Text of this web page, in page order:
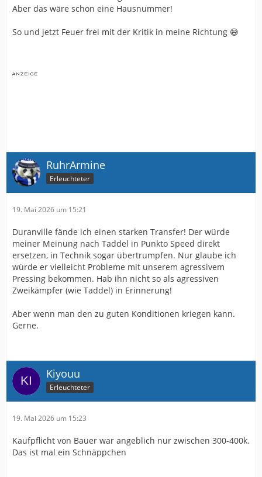
Aber das wäre schon eine Hausnummer!
So und jetzt Feuer frei mit der Kritik in meine Richtung 😅
RuhrArmine
Erleuchteter
19. Mai 2026 um 15:21
Duranville fände ich einen starken Transfer! Der würde
meiner Meinung nach Taddel in Punkto Speed direkt
ersetzen, in Technik sogar übertrumpfen. Nur glaube ich
würde er vielleicht Probleme mit unserem agressivem
Pressing bekommen. Hab ihn nicht so als agressiven
Zweikämpfer (wie Taddel) in Erinnerung!
Aber wenn man den zu guten Konditionen kriegen kann.
Gerne.
Kiyouu
Erleuchteter
19. Mai 2026 um 15:23
Kaufpflicht von Bauer war angeblich nur zwischen 300-400k.
Das ist mal ein Schnäppchen